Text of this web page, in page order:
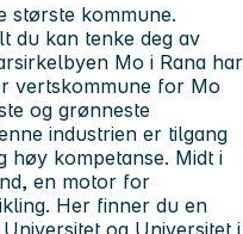
største kommune.
du kan tenke deg av
Mo i Rana har
vertskommune for Mo
og grønneste
industrien er tilgang
høy kompetanse. Midt i
en motor for
Her finner du en
og Universitet i